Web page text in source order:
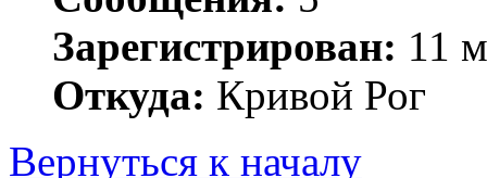
Зарегистрирован: 11
Откуда: Кривой Рог
Вернуться к началу